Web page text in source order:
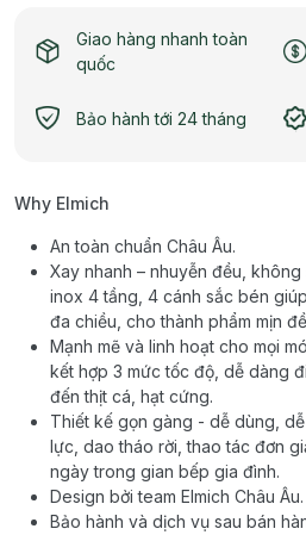
Giao hàng nhanh toàn
quốc
Bảo hành tới 24 tháng
Why Elmich
An toàn chuẩn Châu Âu.
Xay nhanh – nhuyễn đều,
inox 4 tầng, 4 cánh sắc bén
đa chiều, cho thành phẩm mịn
Mạnh mẽ và linh hoạt cho mọi
kết hợp 3 mức tốc độ, dễ dàng
đến thịt cá, hạt cứng.
Thiết kế gọn gàng - dễ dùng,
lực, dao tháo rời, thao tác đơn
ngày trong gian bếp gia đình.
Design bởi team Elmich Châu Âu.
Bảo hành và dịch vụ sau bán